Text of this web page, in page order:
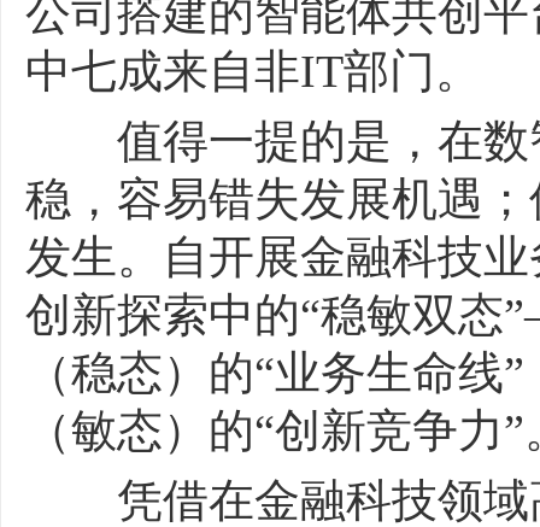
公司搭建的智能体共创
中七成来自非IT部门。
值得一提的是，在数
稳，容易错失发展机遇
发生。自开展金融科技
创新探索中的“稳敏双
（稳态）的“业务生命线
（敏态）的“创新竞争力”
凭借在金融科技领域